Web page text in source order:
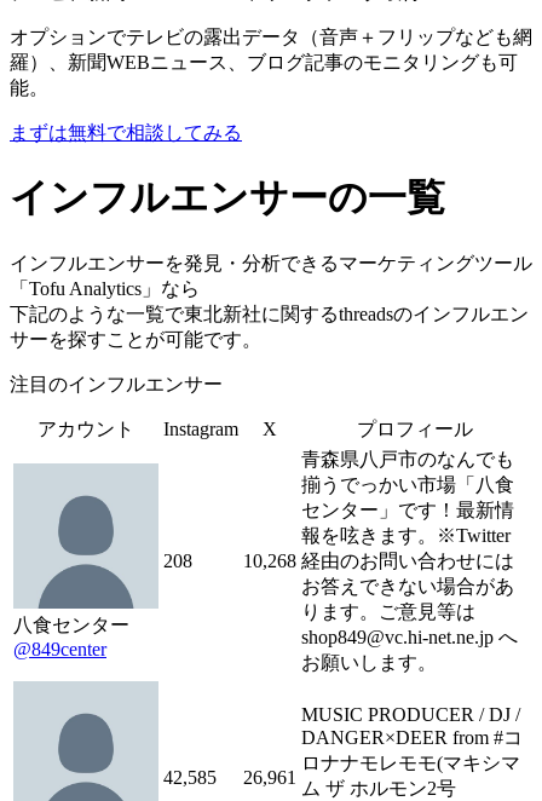
オプションでテレビの露出データ（音声＋フリップなども網
羅）、新聞WEBニュース、ブログ記事のモニタリングも可
能。
まずは無料で相談してみる
インフルエンサーの一覧
インフルエンサーを発見・分析できるマーケティングツール
「Tofu Analytics」なら
下記のような一覧で東北新社に関するthreadsのインフルエン
サーを探すことが可能です。
注目のインフルエンサー
アカウント Instagram X プロフィール
八食センター
@849center
208 10,268
青森県八戸市のなんでも
揃うでっかい市場「八食
センター」です！最新情
報を呟きます。※Twitter
経由のお問い合わせには
お答えできない場合があ
ります。ご意見等は
shop849@vc.hi-net.ne.jp へ
お願いします。
42,585 26,961
MUSIC PRODUCER / DJ /
DANGER×DEER from #コ
ロナナモレモモ(マキシマ
ム ザ ホルモン2号